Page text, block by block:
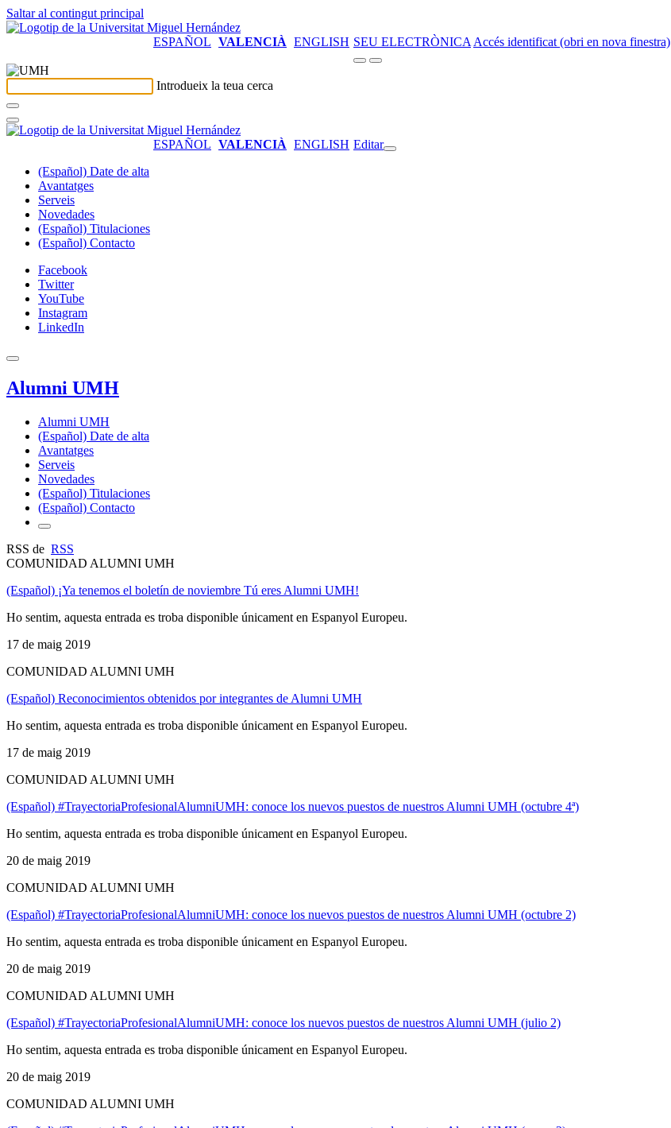
Saltar al contingut principal
ESPAÑOL VALENCIÀ ENGLISH SEU ELECTRÒNICA Accés identificat (obri en nova finestra)
Introdueix la teua cerca
ESPAÑOL VALENCIÀ ENGLISH Editar
(Español) Date de alta
Avantatges
Serveis
Novedades
(Español) Titulaciones
(Español) Contacto
Facebook
Twitter
YouTube
Instagram
LinkedIn
Alumni UMH
Alumni UMH
(Español) Date de alta
Avantatges
Serveis
Novedades
(Español) Titulaciones
(Español) Contacto
RSS de RSS
COMUNIDAD ALUMNI UMH
(Español) ¡Ya tenemos el boletín de noviembre Tú eres Alumni UMH!
Ho sentim, aquesta entrada es troba disponible únicament en Espanyol Europeu.
17 de maig 2019
COMUNIDAD ALUMNI UMH
(Español) Reconocimientos obtenidos por integrantes de Alumni UMH
Ho sentim, aquesta entrada es troba disponible únicament en Espanyol Europeu.
17 de maig 2019
COMUNIDAD ALUMNI UMH
(Español) #TrayectoriaProfesionalAlumniUMH: conoce los nuevos puestos de nuestros Alumni UMH (octubre 4ª)
Ho sentim, aquesta entrada es troba disponible únicament en Espanyol Europeu.
20 de maig 2019
COMUNIDAD ALUMNI UMH
(Español) #TrayectoriaProfesionalAlumniUMH: conoce los nuevos puestos de nuestros Alumni UMH (octubre 2)
Ho sentim, aquesta entrada es troba disponible únicament en Espanyol Europeu.
20 de maig 2019
COMUNIDAD ALUMNI UMH
(Español) #TrayectoriaProfesionalAlumniUMH: conoce los nuevos puestos de nuestros Alumni UMH (julio 2)
Ho sentim, aquesta entrada es troba disponible únicament en Espanyol Europeu.
20 de maig 2019
COMUNIDAD ALUMNI UMH